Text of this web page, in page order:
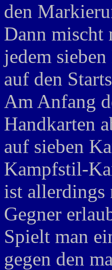
den
Dann mischt
jedem
auf den
Am Anfang
Handkarten
auf sieben
Kampfstil-
ist allerdings
Gegner
Spielt man
gegen den